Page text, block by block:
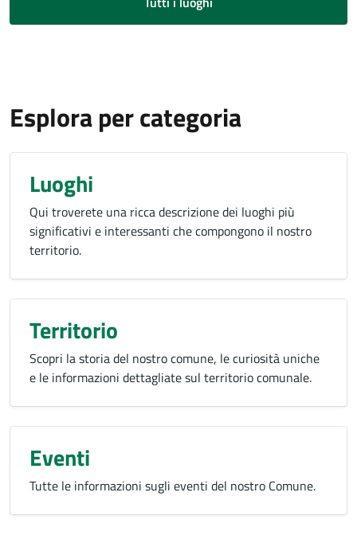
Esplora per categoria
Luoghi
Qui troverete una ricca descrizione dei luoghi più
significativi e interessanti che compongono il nostro
territorio.
Territorio
Scopri la storia del nostro comune, le curiosità uniche
e le informazioni dettagliate sul territorio comunale.
Eventi
Tutte le informazioni sugli eventi del nostro Comune.